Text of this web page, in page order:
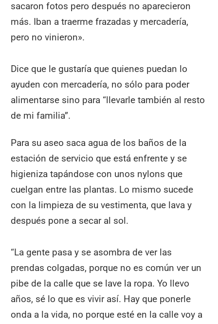
sacaron fotos pero después no aparecieron
más. Iban a traerme frazadas y mercadería,
pero no vinieron».
Dice que le gustaría que quienes puedan lo
ayuden con mercadería, no sólo para poder
alimentarse sino para “llevarle también al resto
de mi familia”.
Para su aseo saca agua de los baños de la
estación de servicio que está enfrente y se
higieniza tapándose con unos nylons que
cuelgan entre las plantas. Lo mismo sucede
con la limpieza de su vestimenta, que lava y
después pone a secar al sol.
“La gente pasa y se asombra de ver las
prendas colgadas, porque no es común ver un
pibe de la calle que se lave la ropa. Yo llevo
años, sé lo que es vivir así. Hay que ponerle
onda a la vida, no porque esté en la calle voy a